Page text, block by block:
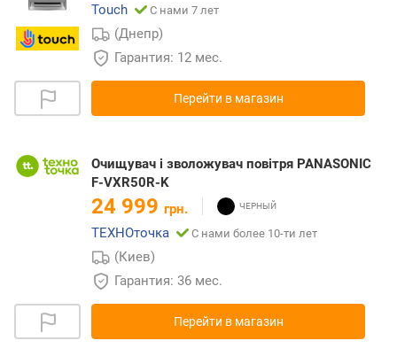
Touch
С нами 7 лет
(Днепр)
Гарантия: 12 мес.
Перейти в магазин
Очищувач і зволожувач повітря PANASONIC
F-VXR50R-K
24 999 грн.
ТЕХНОточка
С нами более 10-ти лет
(Киев)
Гарантия: 36 мес.
Перейти в магазин